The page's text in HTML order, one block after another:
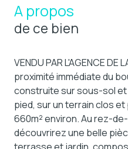
A propos
de ce bien
VENDU PAR L'AGENCE DE
proximité immédiate du
construite sur sous-sol
pied, sur un terrain clos
660m² environ. Au rez-
découvrirez une belle